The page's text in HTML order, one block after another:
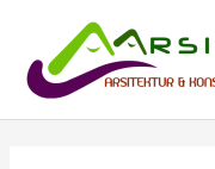
content